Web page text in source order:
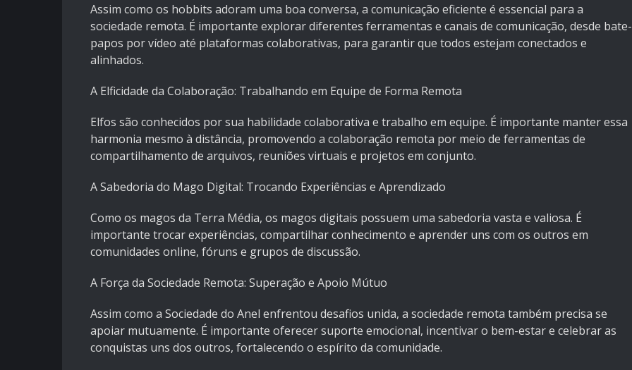
Assim como os hobbits adoram uma boa conversa, a comunicação eficiente é essencial para a
sociedade remota. É importante explorar diferentes ferramentas e canais de comunicação, desde bate-
papos por vídeo até plataformas colaborativas, para garantir que todos estejam conectados e
alinhados.
A Elficidade da Colaboração: Trabalhando em Equipe de Forma Remota
Elfos são conhecidos por sua habilidade colaborativa e trabalho em equipe. É importante manter essa
harmonia mesmo à distância, promovendo a colaboração remota por meio de ferramentas de
compartilhamento de arquivos, reuniões virtuais e projetos em conjunto.
A Sabedoria do Mago Digital: Trocando Experiências e Aprendizado
Como os magos da Terra Média, os magos digitais possuem uma sabedoria vasta e valiosa. É
importante trocar experiências, compartilhar conhecimento e aprender uns com os outros em
comunidades online, fóruns e grupos de discussão.
A Força da Sociedade Remota: Superação e Apoio Mútuo
Assim como a Sociedade do Anel enfrentou desafios unida, a sociedade remota também precisa se
apoiar mutuamente. É importante oferecer suporte emocional, incentivar o bem-estar e celebrar as
conquistas uns dos outros, fortalecendo o espírito da comunidade.